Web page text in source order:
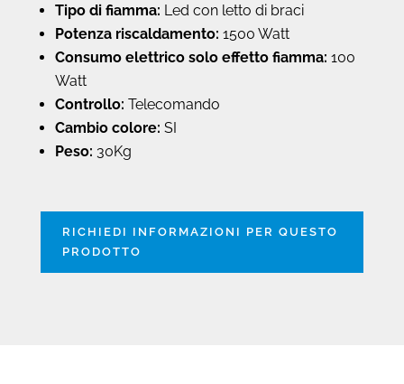
Tipo di fiamma: Led con letto di braci
Potenza riscaldamento: 1500 Watt
Consumo elettrico solo effetto fiamma: 100
Watt
Controllo: Telecomando
Cambio colore: SI
Peso: 30Kg
RICHIEDI INFORMAZIONI PER QUESTO
PRODOTTO